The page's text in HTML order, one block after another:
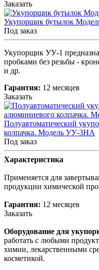
Заказать
Укупорщик бутылок
Под заказ
Укупорщик УУ-1
пробками без резьбы -
и др.
Гарантия: 12 месяцев
Заказать
Полуавтоматический
колпачка. Модель УУ-3НА
Под заказ
Характеристика
Применяется для
продукции химической
Гарантия: 12 месяцев
Заказать
Оборудование для
работать с любыми
химии, лекарственными
косметикой.